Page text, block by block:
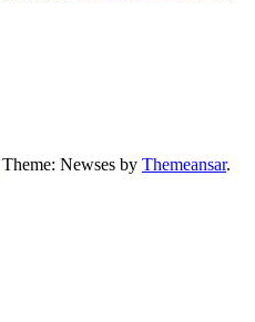
Theme: Newses by Themeansar.